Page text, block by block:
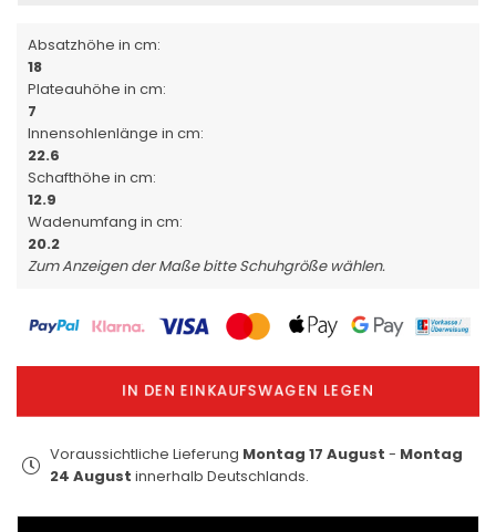
Absatzhöhe in cm:
18
Plateauhöhe in cm:
7
Innensohlenlänge in cm:
22.6
Schafthöhe in cm:
12.9
Wadenumfang in cm:
20.2
Zum Anzeigen der Maße bitte Schuhgröße wählen.
IN DEN EINKAUFSWAGEN LEGEN
Voraussichtliche Lieferung Montag 17 August - Montag
24 August innerhalb Deutschlands.